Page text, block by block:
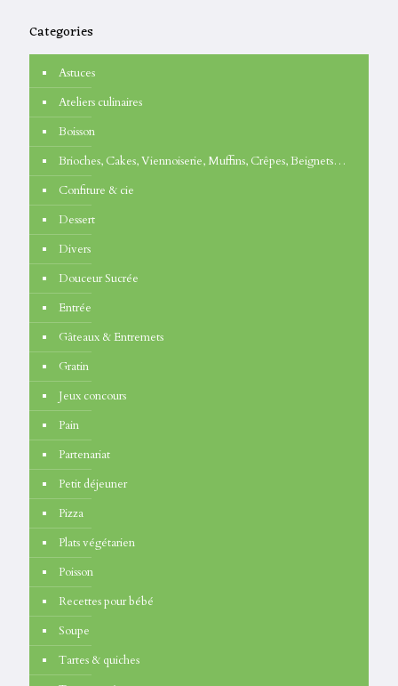
Categories
Astuces
Ateliers culinaires
Boisson
Brioches, Cakes, Viennoiserie, Muffins, Crêpes, Beignets…
Confiture & cie
Dessert
Divers
Douceur Sucrée
Entrée
Gâteaux & Entremets
Gratin
Jeux concours
Pain
Partenariat
Petit déjeuner
Pizza
Plats végétarien
Poisson
Recettes pour bébé
Soupe
Tartes & quiches